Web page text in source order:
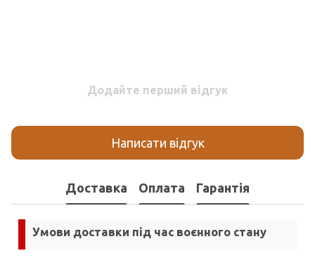
Додайте перший відгук
Написати відгук
Доставка Оплата Гарантія
Умови доставки під час воєнного стану